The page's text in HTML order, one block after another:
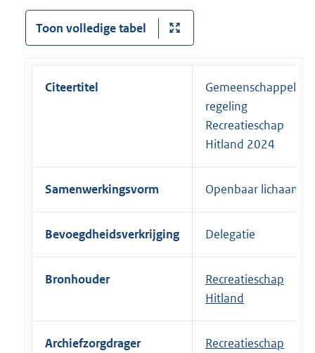
Toon volledige tabel
Citeertitel
Gemeenschappelijke
regeling
Recreatieschap
Hitland 2024
Samenwerkingsvorm Openbaar lichaam
Bevoegdheidsverkrijging Delegatie
Bronhouder
Recreatieschap
Hitland
Archiefzorgdrager
Recreatieschap